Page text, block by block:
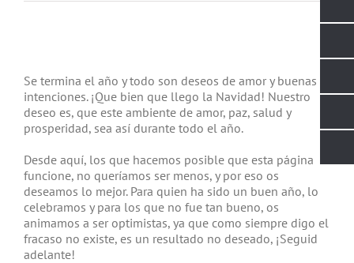
Image
Se termina el año y todo son deseos de amor y buenas
intenciones. ¡Que bien que llego la Navidad! Nuestro
deseo es, que este ambiente de amor, paz, salud y
prosperidad, sea así durante todo el año.
Desde aquí, los que hacemos posible que esta página
funcione, no queríamos ser menos, y por eso os
deseamos lo mejor. Para quien ha sido un buen año, lo
celebramos y para los que no fue tan bueno, os
animamos a ser optimistas, ya que como siempre digo el
fracaso no existe, es un resultado no deseado, ¡Seguid
adelante!